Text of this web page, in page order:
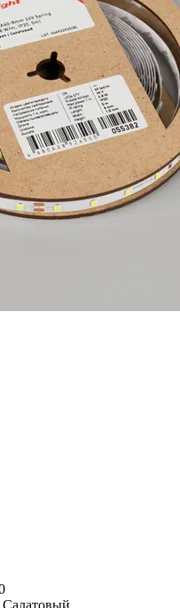
Салатовый